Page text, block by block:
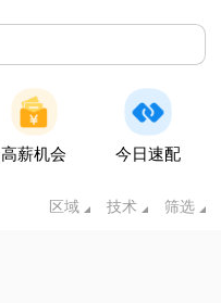
高薪机会 今日速配
区域 技术 筛选